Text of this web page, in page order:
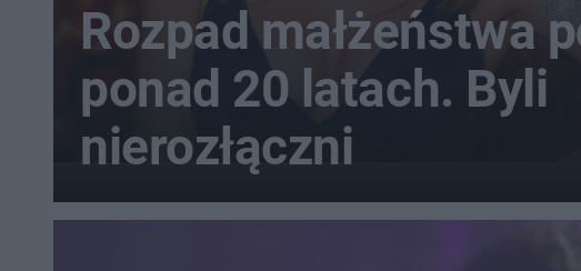
Rozpad małżeństwa
ponad 20 latach. Byli
nierozłączni